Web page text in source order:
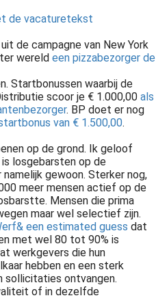
de vacaturetekst
de campagne van New York
wereld een pizzabezorger de
Startbonussen waarbij de
scoor je € 1.000,00 als
. BP doet er nog
van € 1.500,00.
op de grond. Ik geloof
losgebarsten op de
gewoon. Sterker nog,
meer mensen actief op de
Mensen die prima
maar wel selectief zijn.
een estimated guess dat
met wel 80 tot 90% is
werkgevers die hun
hebben en een sterk
sollicitaties ontvangen.
of in dezelfde